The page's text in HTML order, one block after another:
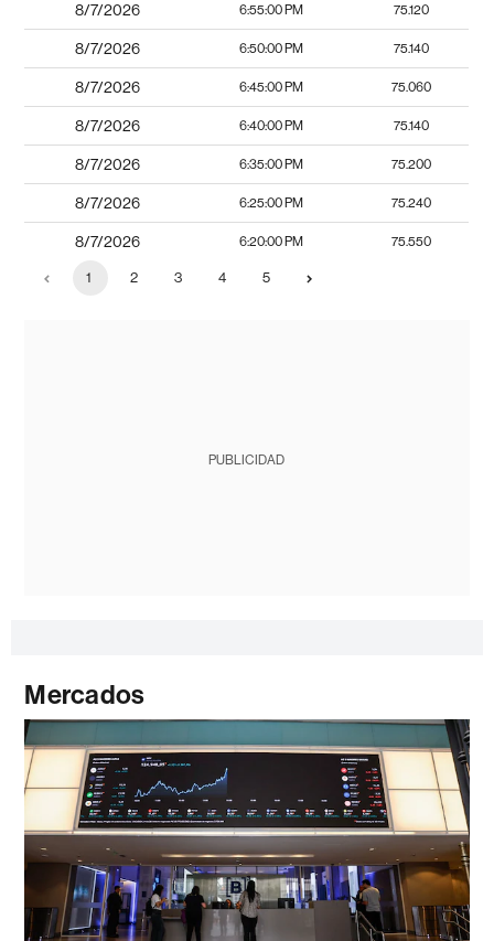
8/7/2026 6:55:00 PM 75.120
8/7/2026 6:50:00 PM 75.140
8/7/2026 6:45:00 PM 75.060
8/7/2026 6:40:00 PM 75.140
8/7/2026 6:35:00 PM 75.200
8/7/2026 6:25:00 PM 75.240
8/7/2026 6:20:00 PM 75.550
1 2 3 4 5
PUBLICIDAD
Mercados